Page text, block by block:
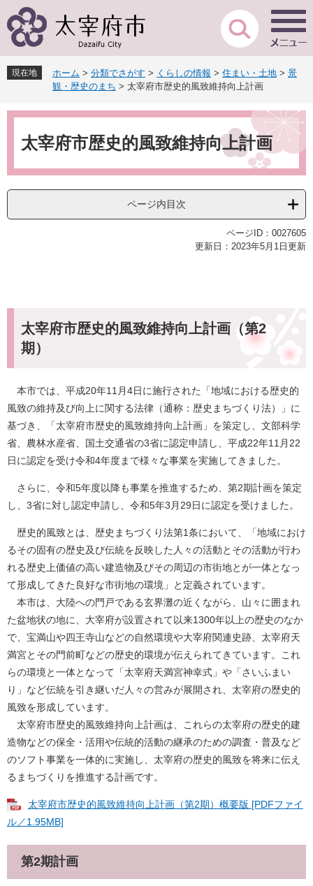
ー
先
頭
す
ニ
を
飛
し
現在地 ホーム > 分類でさがす > くらしの情報 > 住まい・土地 > 景
観・歴史のまち > 太宰府市歴史的風致維持向上計画
本
太宰府市歴史的風致維持向上計画
ページ内目次
ページID：0027605
更新日：2023年5月1日更新
太宰府市歴史的風致維持向上計画（第2
期）
本市では、平成20年11月4日に施行された「地域における歴史的
風致の維持及び向上に関する法律（通称：歴史まちづくり法）」に
基づき、「太宰府市歴史的風致維持向上計画」を策定し、文部科学
省、農林水産省、国土交通省の3省に認定申請し、平成22年11月22
日に認定を受け令和4年度まで様々な事業を実施してきました。
さらに、令和5年度以降も事業を推進するため、第2期計画を策定
し、3省に対し認定申請し、令和5年3月29日に認定を受けました。
歴史的風致とは、歴史まちづくり法第1条において、「地域におけ
るその固有の歴史及び伝統を反映した人々の活動とその活動が行わ
れる歴史上価値の高い建造物及びその周辺の市街地とが一体となっ
て形成してきた良好な市街地の環境」と定義されています。
本市は、大陸への門戸である玄界灘の近くながら、山々に囲まれ
た盆地状の地に、大宰府が設置されて以来1300年以上の歴史のなか
で、宝満山や四王寺山などの自然環境や大宰府関連史跡、太宰府天
満宮とその門前町などの歴史的環境が伝えられてきています。これ
らの環境と一体となって「太宰府天満宮神幸式」や「さいふまい
り」など伝統を引き継いだ人々の営みが展開され、太宰府の歴史的
風致を形成しています。
太宰府市歴史的風致維持向上計画は、これらの太宰府の歴史的建
造物などの保全・活用や伝統的活動の継承のための調査・普及など
のソフト事業を一体的に実施し、太宰府の歴史的風致を将来に伝え
るまちづくりを推進する計画です。
太宰府市歴史的風致維持向上計画（第2期）概要版 [PDFファイ
ル／1.95MB]
第2期計画